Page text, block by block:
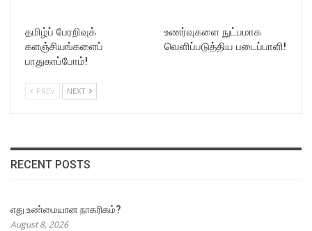
தமிழ்ப் பேரறிவுக்
களஞ்சியங்களைப்
பாதுகாப்போம்!
உணர்வுகளை நுட்பமாக
வெளிப்படுத்திய படைப்பாளி!
PREV NEXT
RECENT POSTS
எது உண்மையான நாகரிகம்?
August 8, 2026